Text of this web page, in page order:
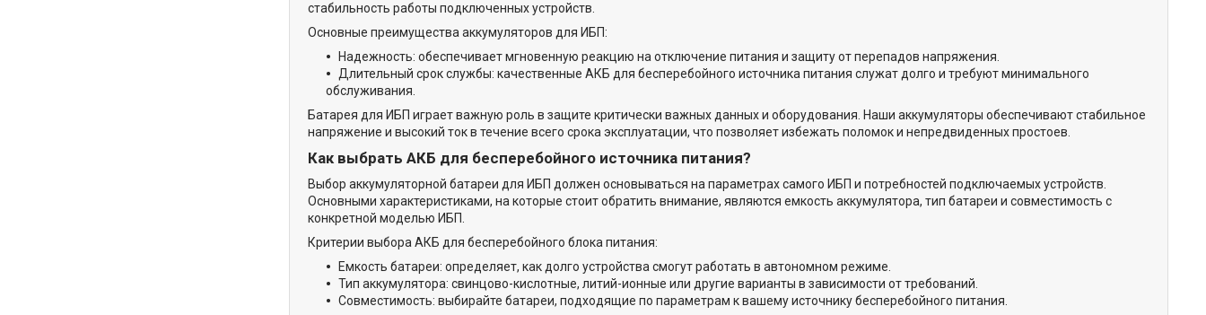
стабильность работы подключенных устройств.
Основные преимущества аккумуляторов для ИБП:
Надежность: обеспечивает мгновенную реакцию на отключение питания и защиту от перепадов напряжения.
Длительный срок службы: качественные АКБ для бесперебойного источника питания служат долго и требуют минимального
обслуживания.
Батарея для ИБП играет важную роль в защите критически важных данных и оборудования. Наши аккумуляторы обеспечивают стабильное
напряжение и высокий ток в течение всего срока эксплуатации, что позволяет избежать поломок и непредвиденных простоев.
Как выбрать АКБ для бесперебойного источника питания?
Выбор аккумуляторной батареи для ИБП должен основываться на параметрах самого ИБП и потребностей подключаемых устройств.
Основными характеристиками, на которые стоит обратить внимание, являются емкость аккумулятора, тип батареи и совместимость с
конкретной моделью ИБП.
Критерии выбора АКБ для бесперебойного блока питания:
Емкость батареи: определяет, как долго устройства смогут работать в автономном режиме.
Тип аккумулятора: свинцово-кислотные, литий-ионные или другие варианты в зависимости от требований.
Совместимость: выбирайте батареи, подходящие по параметрам к вашему источнику бесперебойного питания.